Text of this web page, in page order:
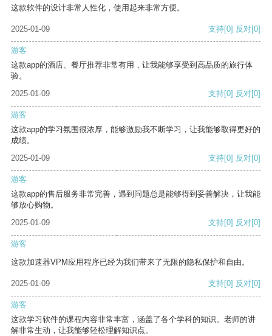
这款软件的设计非常人性化，使用起来非常方便。
2025-01-09 支持[0] 反对[0]
游客
这款app的酒店、餐厅推荐非常有用，让我能够享受到高品质的旅行体
验。
2025-01-09
支持[0] 反对[0]
游客
这款app的学习氛围很浓厚，能够激励我不断学习，让我能够取得更好的
成绩。
2025-01-09
支持[0] 反对[0]
游客
这款app的售后服务非常完善，遇到问题总是能够得到妥善解决，让我能
够放心购物。
2025-01-09
支持[0] 反对[0]
游客
这款加速器VPM应用程序已经为我们带来了无限的隐私保护和自由。
2025-01-09 支持[0] 反对[0]
游客
这款学习软件的课程内容非常丰富，涵盖了各个学科的知识。老师的讲
解非常生动，让我能够轻松理解知识点。